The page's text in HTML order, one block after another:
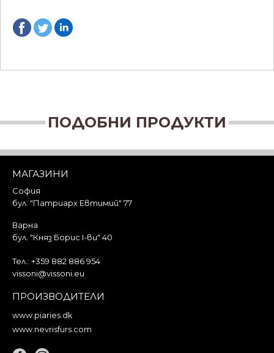
ПОДОБНИ ПРОДУКТИ
МАГАЗИНИ
София
бул. "Патриарх Евтимий" 77
Варна
бул. "Княз Борис I-ви" 40
Тел.: +359 882 886 954
vissoni@vissoni.eu
ПРОИЗВОДИТЕЛИ
www.piaries.dk
www.nevrisfurs.com